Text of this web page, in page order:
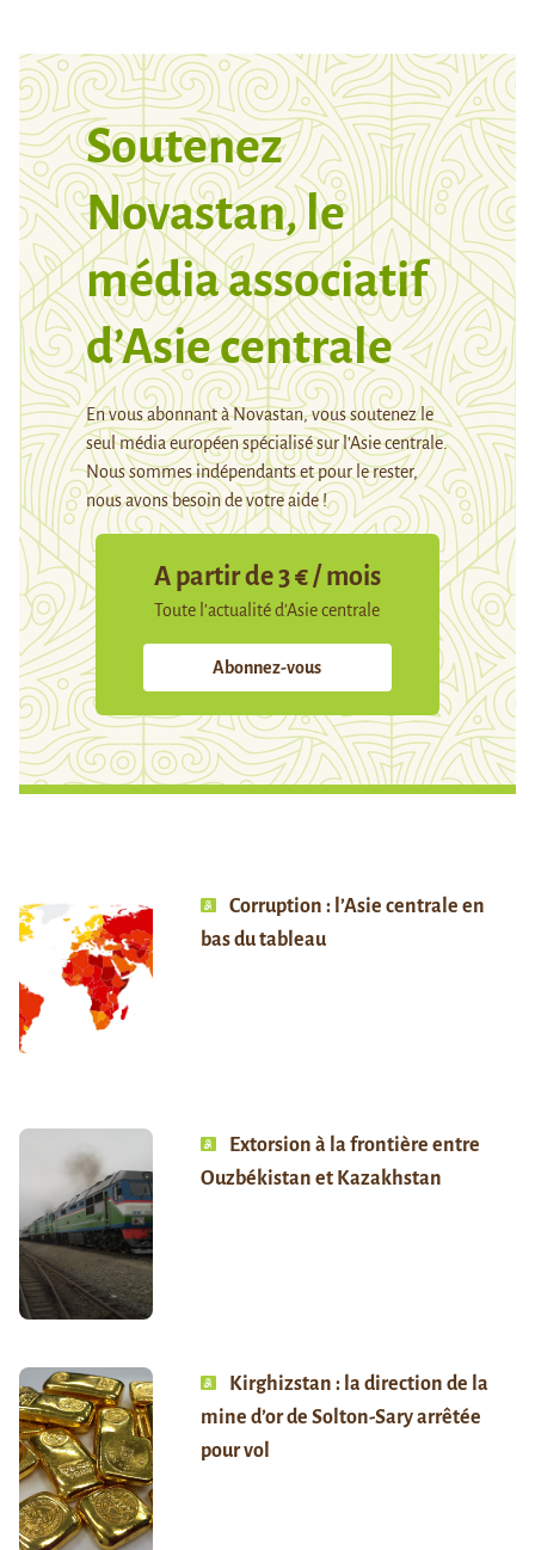
Soutenez
Novastan, le
média associatif
d’Asie centrale
En vous abonnant à Novastan, vous soutenez le
seul média européen spécialisé sur l’Asie centrale.
Nous sommes indépendants et pour le rester,
nous avons besoin de votre aide !
A partir de 3 € / mois
Toute l’actualité d’Asie centrale
Abonnez-vous
Corruption : l’Asie centrale en
bas du tableau
Extorsion à la frontière entre
Ouzbékistan et Kazakhstan
Kirghizstan : la direction de la
mine d’or de Solton-Sary arrêtée
pour vol